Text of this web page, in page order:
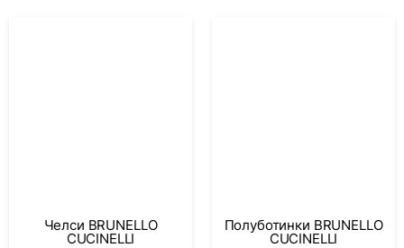
Челси BRUNELLO
CUCINELLI
Полуботинки BRUNELLO
CUCINELLI